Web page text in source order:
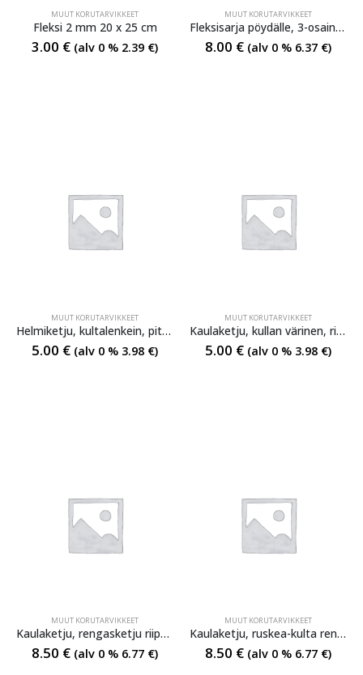
MUUT KORUTARVIKKEET
Fleksi 2 mm 20 x 25 cm
3.00 € (alv 0 % 2.39 €)
MUUT KORUTARVIKKEET
Fleksisarja pöydälle, 3-osainen
8.00 € (alv 0 % 6.37 €)
MUUT KORUTARVIKKEET
Helmiketju, kultalenkein, pituus 65 cm
5.00 € (alv 0 % 3.98 €)
MUUT KORUTARVIKKEET
Kaulaketju, kullan värinen, riipuslevyllä, pituus 60 cm
5.00 € (alv 0 % 3.98 €)
MUUT KORUTARVIKKEET
Kaulaketju, rengasketju riipulevyllä, hopean värinen pituus noin 64 cm
8.50 € (alv 0 % 6.77 €)
MUUT KORUTARVIKKEET
Kaulaketju, ruskea-kulta rengasketjukullanvärisellä riipulevyllä, pituus noin 68-74 cm
8.50 € (alv 0 % 6.77 €)